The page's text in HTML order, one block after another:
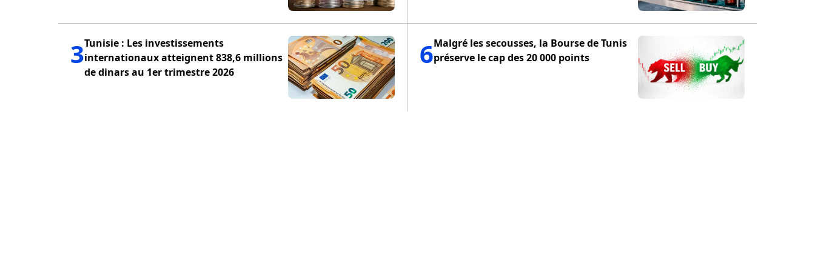
3Tunisie : Les investissements
internationaux atteignent 838,6 millions
de dinars au 1er trimestre 2026
6Malgré les secousses, la Bourse de Tunis
préserve le cap des 20 000 points